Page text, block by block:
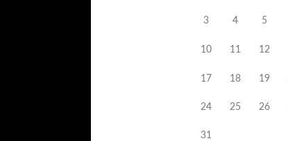
3 4 5
10 11 12
17 18 19
24 25 26
31